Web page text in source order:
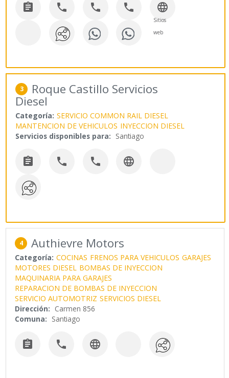
    
Sitios
web
3 Roque Castillo Servicios
Diesel
Categoría: SERVICIO COMMON RAIL DIESEL
MANTENCION DE VEHICULOS INYECCION DIESEL
Servicios disponibles para: Santiago
   
4 Authievre Motors
Categoría: COCINAS FRENOS PARA VEHICULOS GARAJES
MOTORES DIESEL BOMBAS DE INYECCION
MAQUINARIA PARA GARAJES
REPARACION DE BOMBAS DE INYECCION
SERVICIO AUTOMOTRIZ SERVICIOS DIESEL
Dirección: Carmen 856
Comuna: Santiago
  